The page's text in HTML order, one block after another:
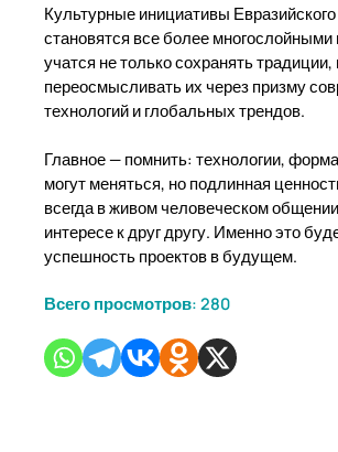
Культурные инициативы Евразийского
становятся все более многослойными
учатся не только сохранять традиции,
переосмысливать их через призму
технологий и глобальных трендов.
Главное — помнить: технологии,
могут меняться, но подлинная
всегда в живом человеческом
интересе к друг другу. Именно это
успешность проектов в будущем.
Всего просмотров: 280